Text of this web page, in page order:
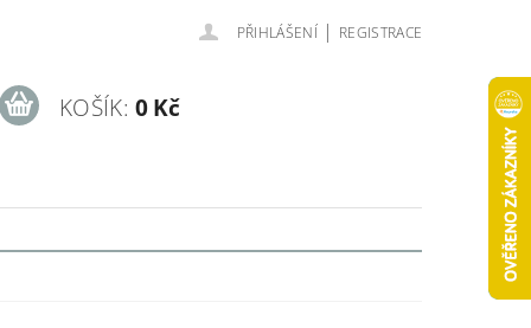
PŘIHLÁŠENÍ | REGISTRACE
KOŠÍK: 0 Kč